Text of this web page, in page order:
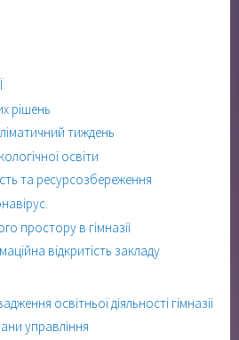
рішень
тиждень
освіти
та ресурсозбереження
простору в гімназії
відкритість закладу
освітньої діяльності гімназії
управління